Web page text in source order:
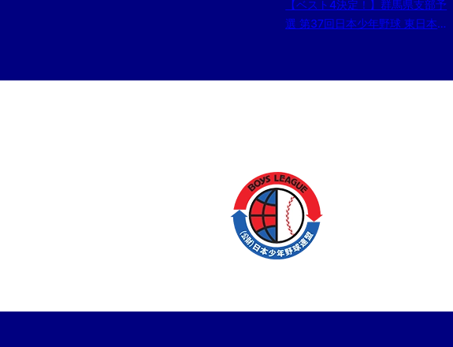
【ベスト4決定！】群馬県支部予
選 第37回日本少年野球 東日本選